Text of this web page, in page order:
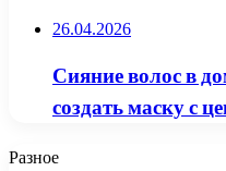
26.04.2026
Сияние волос в
создать маску с
Разное